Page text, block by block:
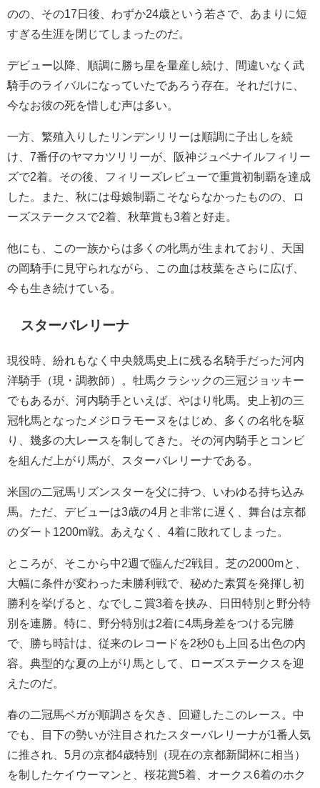
のの、その17日後、わずか24歳という若さで、あまりに短
すぎる生涯を閉じてしまったのだ。
デビュー以降、順調に勝ち星を量産し続け、間違いなく武
騎手のライバルになっていたであろう存在。それだけに、
今なお彼の死を惜しむ声は多い。
一方、繁殖入りしたリンデンリリーは順調に子出しを続
け、7番仔のヤマカツリリーが、阪神ジュベナイルフィリー
ズで2着。その後、フィリーズレビューで重賞初制覇を達成
した。また、秋には母娘制覇こそならなかったものの、ロ
ーズステークスで2着、秋華賞も3着と好走。
他にも、この一族からは多くの牝馬が生まれており、天国
の岡騎手に見守られながら、この血は枝葉をさらに広げ、
今も生き続けている。
スターバレリーナ
現役時、紛れもなく中央競馬史上に残る名騎手だった河内
洋騎手（現・調教師）。牡馬クラシックの三冠ジョッキー
でもあるが、河内騎手といえば、やはり牝馬。史上初の三
冠牝馬となったメジロラモーヌをはじめ、多くの名牝を駆
り、幾多の大レースを制してきた。その河内騎手とコンビ
を組んだ上がり馬が、スターバレリーナである。
米国の二冠馬リズンスターを父に持つ、いわゆる持ち込み
馬。ただ、デビューは3歳の4月と非常に遅く、舞台は京都
のダート1200m戦。あえなく、4着に敗れてしまった。
ところが、そこから中2週で臨んだ2戦目。芝の2000mと、
大幅に条件が変わった未勝利戦で、秘めた素質を発揮し初
勝利を挙げると、なでしこ賞3着を挟み、日田特別と野分特
別を連勝。特に、野分特別は2着に4馬身差をつける完勝
で、勝ち時計は、従来のレコードを2秒0も上回る出色の内
容。典型的な夏の上がり馬として、ローズステークスを迎
えたのだ。
春の二冠馬ベガが順調さを欠き、回避したこのレース。中
でも、目下の勢いが注目されたスターバレリーナが1番人気
に推され、5月の京都4歳特別（現在の京都新聞杯に相当）
を制したケイウーマンと、桜花賞5着、オークス6着のホク